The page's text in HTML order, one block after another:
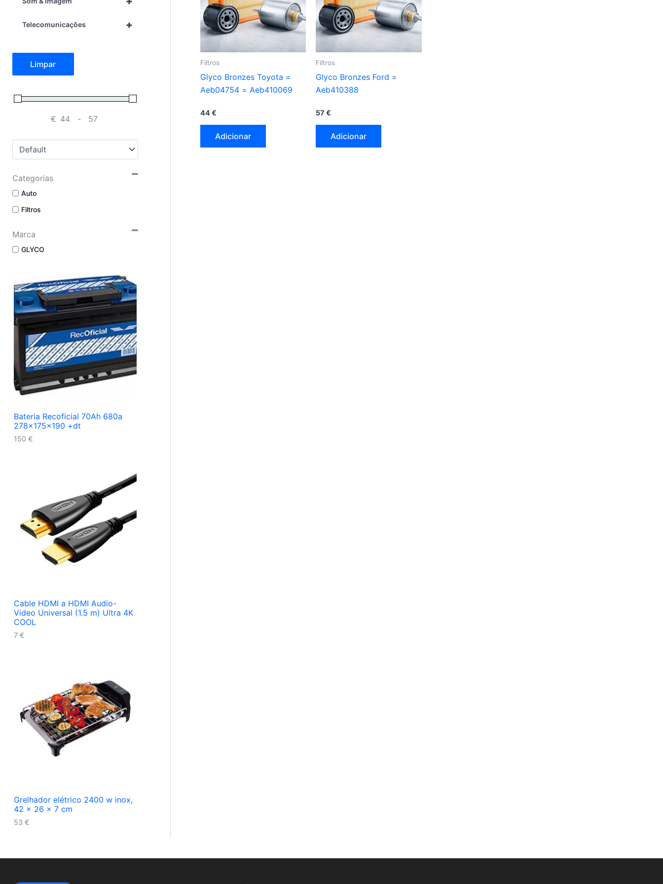
+
Telecomunicações
Limpar
€ Minimum Price
-Maximum Price
Categorias
Auto
Filtros
Marca
GLYCO
Bateria Recoficial 70Ah 680a
278x175x190 +dt
150 €
Cable HDMI a HDMI Audio-
Video Universal (1.5 m) Ultra 4K
COOL
7 €
Grelhador elétrico 2400 w inox,
42 x 26 x 7 cm
53 €
Filtros
Glyco Bronzes Toyota =
Aeb04754 = Aeb410069
44€
Adicionar
Filtros
Glyco Bronzes Ford =
Aeb410388
57€
Adicionar